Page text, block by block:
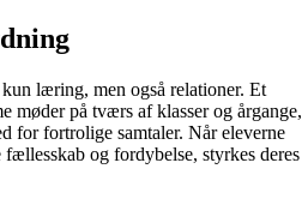
læring, men også relationer. Et
møder på tværs af klasser og årgange,
for fortrolige samtaler. Når eleverne
og fordybelse, styrkes deres